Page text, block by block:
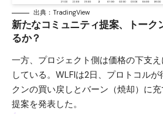
出典：TradingView
新たなコミュニティ提案、トーク
るか？
一方、プロジェクト側は価格の下支
している。WLFIは2日、プロトコル
クンの買い戻しとバーン（焼却）に
提案を発表した。